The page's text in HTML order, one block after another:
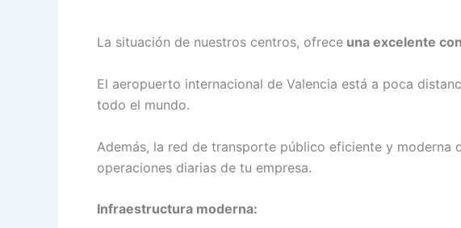
La situación de nuestros centros, ofrece una excelente
El aeropuerto internacional de Valencia está a poca
todo el mundo.
Además, la red de transporte público eficiente y
operaciones diarias de tu empresa.
Infraestructura moderna: